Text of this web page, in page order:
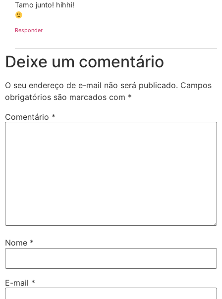
Tamo junto! hihhi!
Responder
Deixe um comentário
O seu endereço de e-mail não será publicado. Campos
obrigatórios são marcados com *
Comentário *
Nome *
E-mail *